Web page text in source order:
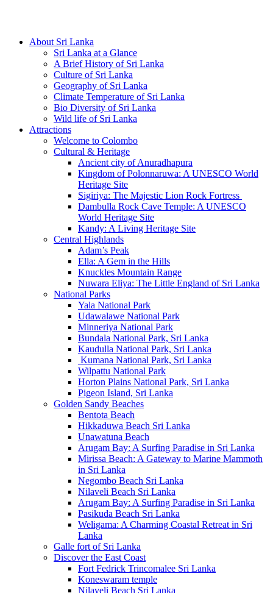
About Sri Lanka
Sri Lanka at a Glance
A Brief History of Sri Lanka
Culture of Sri Lanka
Geography of Sri Lanka
Climate Temperature of Sri Lanka
Bio Diversity of Sri Lanka
Wild life of Sri Lanka
Attractions
Welcome to Colombo
Cultural & Heritage
Ancient city of Anuradhapura
Kingdom of Polonnaruwa: A UNESCO World
Heritage Site
Sigiriya: The Majestic Lion Rock Fortress
Dambulla Rock Cave Temple: A UNESCO
World Heritage Site
Kandy: A Living Heritage Site
Central Highlands
Adam’s Peak
Ella: A Gem in the Hills
Knuckles Mountain Range
Nuwara Eliya: The Little England of Sri Lanka
National Parks
Yala National Park
Udawalawe National Park
Minneriya National Park
Bundala National Park, Sri Lanka
Kaudulla National Park, Sri Lanka
Kumana National Park, Sri Lanka
Wilpattu National Park
Horton Plains National Park, Sri Lanka
Pigeon Island, Sri Lanka
Golden Sandy Beaches
Bentota Beach
Hikkaduwa Beach Sri Lanka
Unawatuna Beach
Arugam Bay: A Surfing Paradise in Sri Lanka
Mirissa Beach: A Gateway to Marine Mammoth
in Sri Lanka
Negombo Beach Sri Lanka
Nilaveli Beach Sri Lanka
Arugam Bay: A Surfing Paradise in Sri Lanka
Pasikuda Beach Sri Lanka
Weligama: A Charming Coastal Retreat in Sri
Lanka
Galle fort of Sri Lanka
Discover the East Coast
Fort Fedrick Trincomalee Sri Lanka
Koneswaram temple
Nilaveli Beach Sri Lanka